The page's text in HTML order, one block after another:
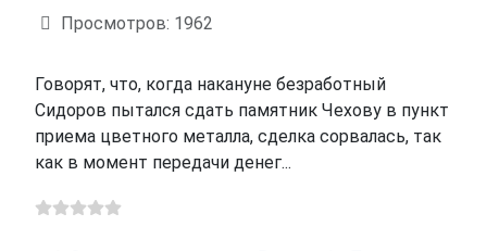
Просмотров: 1962
Говорят, что, когда накануне безработный
Сидоров пытался сдать памятник Чехову в пункт
приема цветного металла, сделка сорвалась, так
как в момент передачи денег...